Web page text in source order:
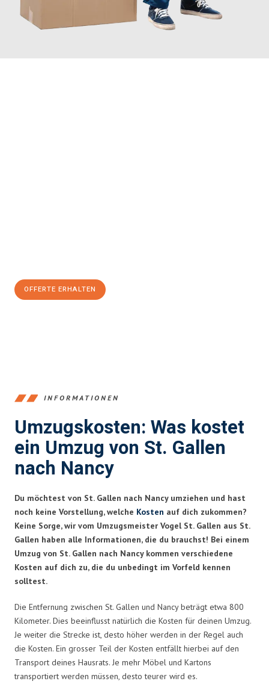
OFFERTE ERHALTEN
INFORMATIONEN
Umzugskosten: Was kostet
ein Umzug von St. Gallen
nach Nancy
Du möchtest von St. Gallen nach Nancy umziehen und hast
noch keine Vorstellung, welche Kosten auf dich zukommen?
Keine Sorge, wir vom Umzugsmeister Vogel St. Gallen aus St.
Gallen haben alle Informationen, die du brauchst! Bei einem
Umzug von St. Gallen nach Nancy kommen verschiedene
Kosten auf dich zu, die du unbedingt im Vorfeld kennen
solltest.
Die Entfernung zwischen St. Gallen und Nancy beträgt etwa 800
Kilometer. Dies beeinflusst natürlich die Kosten für deinen Umzug.
Je weiter die Strecke ist, desto höher werden in der Regel auch
die Kosten. Ein grosser Teil der Kosten entfällt hierbei auf den
Transport deines Hausrats. Je mehr Möbel und Kartons
transportiert werden müssen, desto teurer wird es.